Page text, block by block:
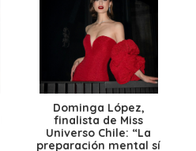
Dominga López,
finalista de Miss
Universo Chile: “La
preparación mental sí